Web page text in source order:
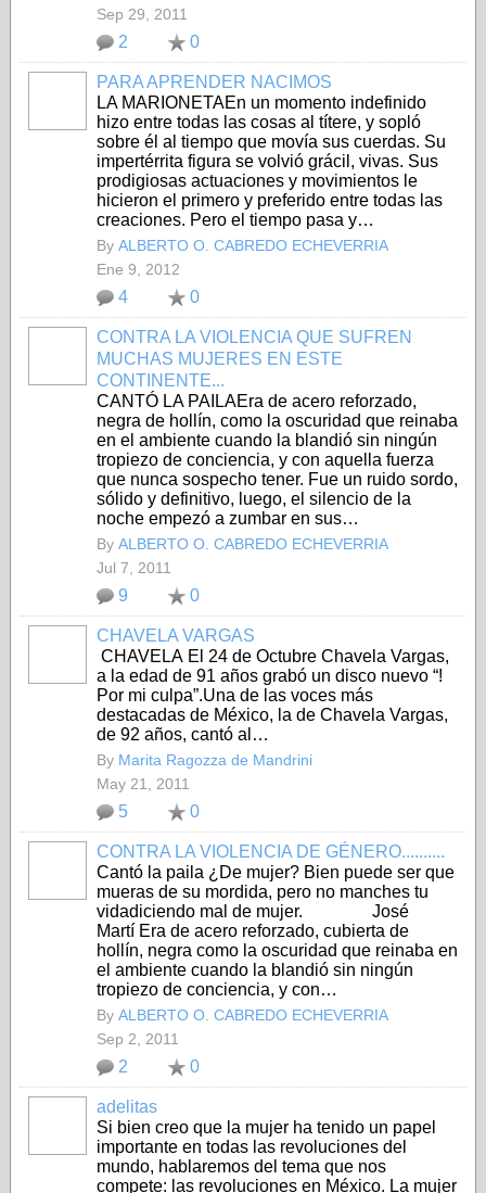
Sep 29, 2011
2 0
PARA APRENDER NACIMOS
LA MARIONETAEn un momento indefinido
hizo entre todas las cosas al títere, y sopló
sobre él al tiempo que movía sus cuerdas. Su
impertérrita figura se volvió grácil, vivas. Sus
prodigiosas actuaciones y movimientos le
hicieron el primero y preferido entre todas las
creaciones. Pero el tiempo pasa y…
By ALBERTO O. CABREDO ECHEVERRIA
Ene 9, 2012
4 0
CONTRA LA VIOLENCIA QUE SUFREN
MUCHAS MUJERES EN ESTE
CONTINENTE...
CANTÓ LA PAILAEra de acero reforzado,
negra de hollín, como la oscuridad que reinaba
en el ambiente cuando la blandió sin ningún
tropiezo de conciencia, y con aquella fuerza
que nunca sospecho tener. Fue un ruido sordo,
sólido y definitivo, luego, el silencio de la
noche empezó a zumbar en sus…
By ALBERTO O. CABREDO ECHEVERRIA
Jul 7, 2011
9 0
CHAVELA VARGAS
CHAVELA El 24 de Octubre Chavela Vargas,
a la edad de 91 años grabó un disco nuevo “!
Por mi culpa”.Una de las voces más
destacadas de México, la de Chavela Vargas,
de 92 años, cantó al…
By Marita Ragozza de Mandrini
May 21, 2011
5 0
CONTRA LA VIOLENCIA DE GÉNERO..........
Cantó la paila ¿De mujer? Bien puede ser que
mueras de su mordida, pero no manches tu
vidadiciendo mal de mujer. José
Martí Era de acero reforzado, cubierta de
hollín, negra como la oscuridad que reinaba en
el ambiente cuando la blandió sin ningún
tropiezo de conciencia, y con…
By ALBERTO O. CABREDO ECHEVERRIA
Sep 2, 2011
2 0
adelitas
Si bien creo que la mujer ha tenido un papel
importante en todas las revoluciones del
mundo, hablaremos del tema que nos
compete: las revoluciones en México. La mujer